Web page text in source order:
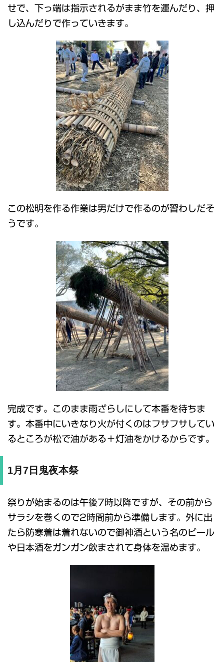
せで、下っ端は指示されるがまま竹を運んだり、押
し込んだりで作っていきます。
この松明を作る作業は男だけで作るのが習わしだそ
うです。
完成です。このまま雨ざらしにして本番を待ちま
す。本番中にいきなり火が付くのはフサフサしてい
るところが松で油がある＋灯油をかけるからです。
1月7日鬼夜本祭
祭りが始まるのは午後7時以降ですが、その前から
サラシを巻くので2時間前から準備します。外に出
たら防寒着は着れないので御神酒という名のビール
や日本酒をガンガン飲まされて身体を温めます。